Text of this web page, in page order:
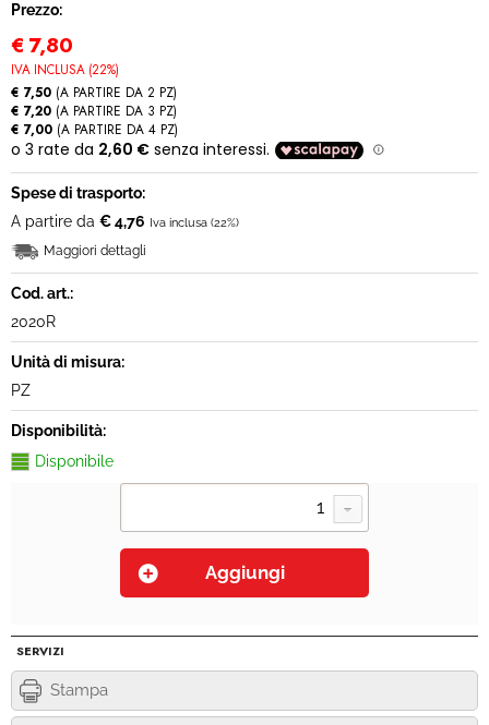
Prezzo:
€ 7,80
IVA INCLUSA (22%)
€ 7,50 (A PARTIRE DA 2 PZ)
€ 7,20 (A PARTIRE DA 3 PZ)
€ 7,00 (A PARTIRE DA 4 PZ)
Spese di trasporto:
A partire da € 4,76 Iva inclusa (22%)
Maggiori dettagli
Cod. art.:
2020R
Unità di misura:
PZ
Disponibilità:
Disponibile
SERVIZI
Stampa